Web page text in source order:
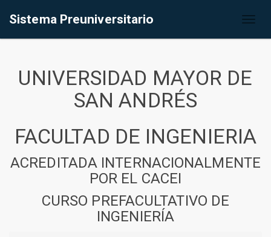
Sistema Preuniversitario
UNIVERSIDAD MAYOR DE
SAN ANDRÉS
FACULTAD DE INGENIERIA
ACREDITADA INTERNACIONALMENTE
POR EL CACEI
CURSO PREFACULTATIVO DE
INGENIERÍA